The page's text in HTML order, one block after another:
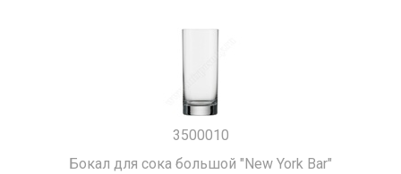
3500010
Бокал для сока большой "New York Bar"